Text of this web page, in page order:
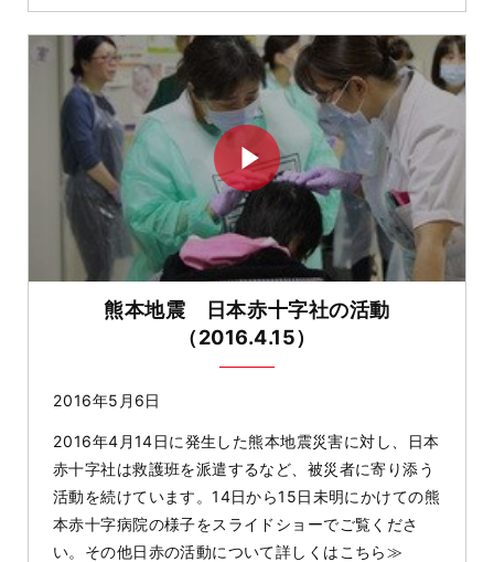
熊本地震 日本赤十字社の活動
（2016.4.15）
2016年5月6日
2016年4月14日に発生した熊本地震災害に対し、日本
赤十字社は救護班を派遣するなど、被災者に寄り添う
活動を続けています。14日から15日未明にかけての熊
本赤十字病院の様子をスライドショーでご覧くださ
い­。その他日赤の活動について詳しくはこちら≫